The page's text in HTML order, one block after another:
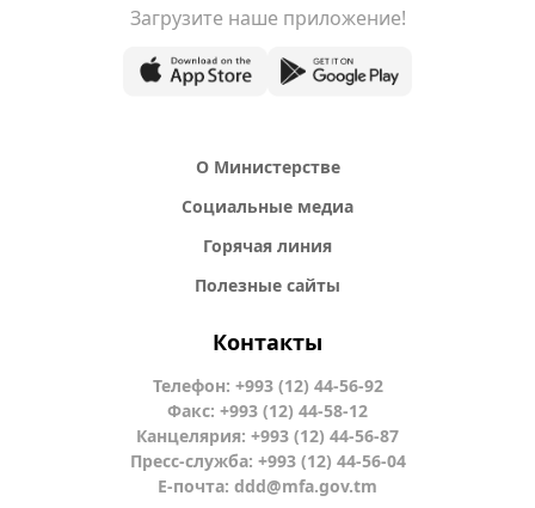
Загрузите наше приложение!
О Министерстве
Социальные медиа
Горячая линия
Полезные сайты
Контакты
Телефон: +993 (12) 44-56-92
Факс: +993 (12) 44-58-12
Канцелярия: +993 (12) 44-56-87
Пресс-служба: +993 (12) 44-56-04
Е-почта: ddd@mfa.gov.tm